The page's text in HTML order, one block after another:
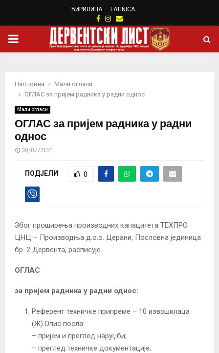
ЋИРИЛИЦА LATINICA
Facebook
Instagram
Email
PRIMARY
Насловна
Мали огласи
ОГЛАС за пријем радника у радни однос
Мали огласи
ОГЛАС за пријем радника у радни
однос
30/07/2021
ПОДЈЕЛИ 0
Због проширења производних капацитета ТЕХПРО
ЦНЦ – Производња д.о.о. Церани, Пословна јединица
бр. 2 Дервента, расписује
ОГЛАС
за пријем радника у радни однос:
Референт техничке припреме – 10 извршилаца
(Ж).Опис посла:
– пријем и преглед наруџби;
– преглед техничке документације;